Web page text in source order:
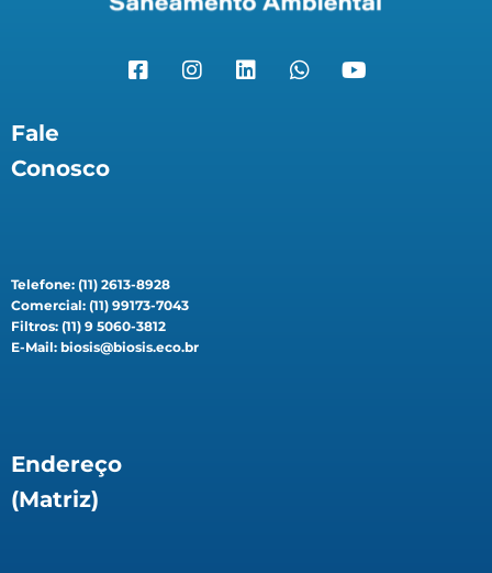
Fale
Conosco
Telefone: (11) 2613-8928
Comercial: (11) 99173-7043
Filtros: (11) 9 5060-3812
E-Mail: biosis@biosis.eco.br
Endereço
(Matriz)